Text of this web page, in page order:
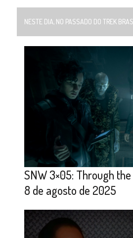
NESTE DIA, NO PASSADO DO TREK
SNW 3×05: Through
8 de agosto de 2025